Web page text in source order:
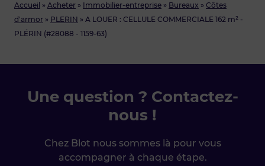
Accueil » Acheter » Immobilier-entreprise » Bureaux » Côtes
d'armor » PLERIN » A LOUER : CELLULE COMMERCIALE 162 m² -
PLÉRIN (#28088 - 1159-63)
Une question ? Contactez-
nous !
Chez Blot nous sommes là pour vous
accompagner à chaque étape.